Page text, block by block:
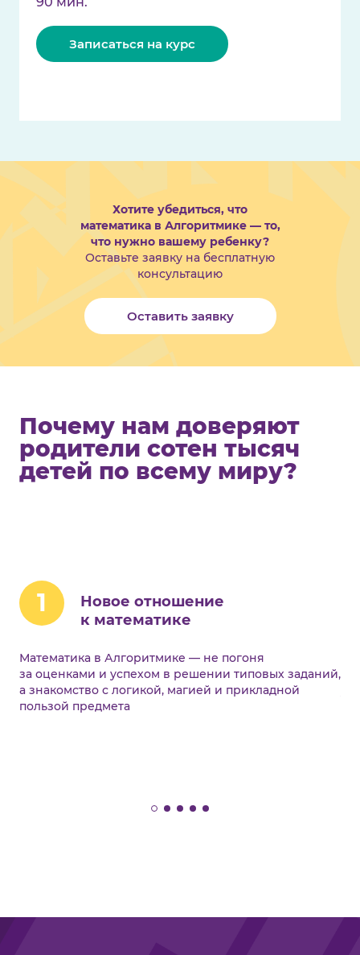
Записаться на курс
Хотите убедиться, что
математика в Алгоритмике — то,
что нужно вашему ребенку?
Оставьте заявку на бесплатную
консультацию
Оставить заявку
Почему нам доверяют
родители сотен тысяч
детей по всему миру?
1
Новое отношение
к математике
Математика в Алгоритмике — не погоня
за оценками и успехом в решении типовых заданий,
а знакомство с логикой, магией и прикладной
пользой предмета